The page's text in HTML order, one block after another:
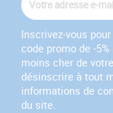
Inscrivez-vous
code promo de -
moins cher de
désinscrire à tout
informations de
du site.